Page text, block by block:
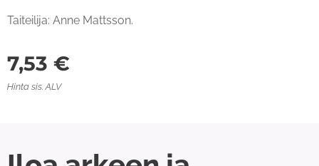
Taiteilija: Anne Mattsson.
7,53 €
Hinta sis. ALV